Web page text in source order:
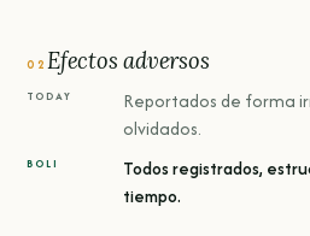
02 Efectos adversos
Reportados de forma
olvidados.
Todos registrados,
tiempo.